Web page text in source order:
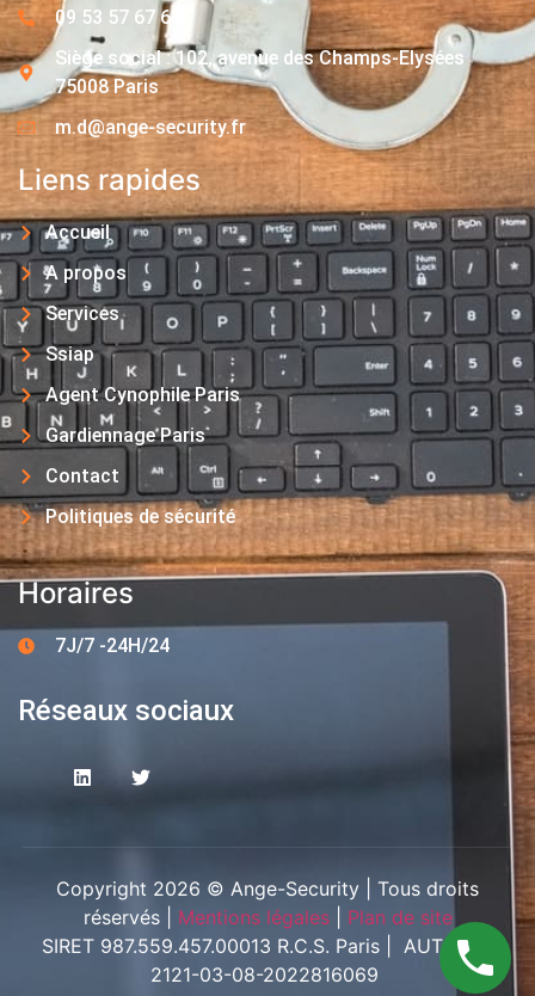
09 53 57 67 63
Siège social : 102, avenue des Champs-Elysées
75008 Paris
m.d@ange-security.fr
Liens rapides
Accueil
A propos
Services
Ssiap
Agent Cynophile Paris
Gardiennage Paris
Contact
Politiques de sécurité
Horaires
7J/7 -24H/24
Réseaux sociaux
Copyright 2026 © Ange-Security | Tous droits
réservés | Mentions légales| Plan de site
SIRET 987.559.457.00013 R.C.S. Paris | AUT-094-
2121-03-08-2022816069